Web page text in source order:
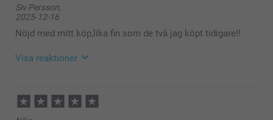
Siv Persson,
2025-12-16
Nöjd med mitt köp,lika fin som de två jag köpt tidigare!!
Visa reaktioner
13:48
Hej Siv,